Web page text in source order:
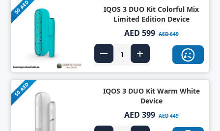
50 AED
IQOS 3 DUO Kit Colorful Mix
Limited Edition Device
AED 599 AED 649
50 AED
IQOS 3 DUO Kit Warm White
Device
AED 399 AED 449